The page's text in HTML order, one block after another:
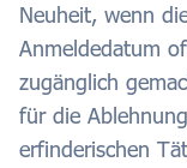
Neuheit, wenn
Anmeldedatum
zugänglich
für die
erfinderischen